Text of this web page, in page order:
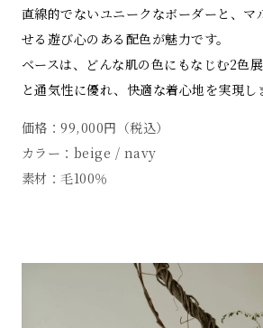
直線的でないユニークなボーダーと、マ
せる遊び心のある配色が魅力です。
ベースは、どんな肌の色にもなじむ2色
と通気性に優れ、快適な着心地を実現し
価格：99,000円（税込）
カラー：beige / navy
素材：毛100％